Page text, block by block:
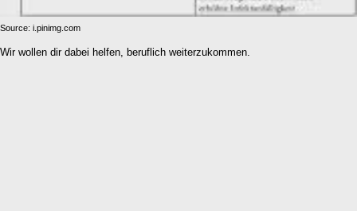
Source: i.pinimg.com
Wir wollen dir dabei helfen, beruflich weiterzukommen.